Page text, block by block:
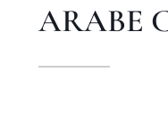
ARABE